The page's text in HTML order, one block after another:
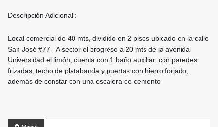
Descripción Adicional :
Local comercial de 40 mts, dividido en 2 pisos ubicado en la calle
San José #77 - A sector el progreso a 20 mts de la avenida
Universidad el limón, cuenta con 1 baño auxiliar, con paredes
frizadas, techo de platabanda y puertas con hierro forjado,
además de constar con una escalera de cemento